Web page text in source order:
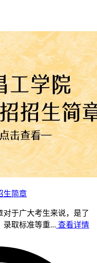
生简章
于广大考生来说，是了
录取标准等重... 查看详情